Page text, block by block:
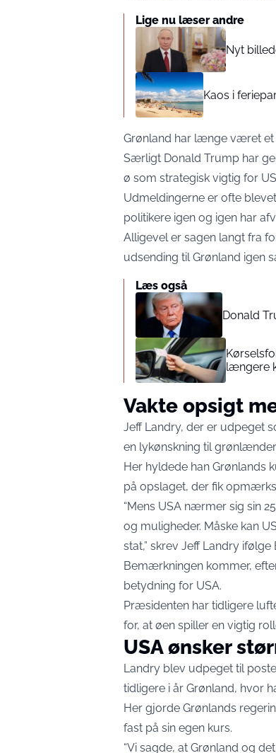
Lige nu læser andre
Nyt
Kaos i
Grønland har længe været et
Særligt Donald Trump har
ø som strategisk vigtig for
Udmeldingerne er ofte
politikere igen og igen har
Alligevel er sagen langt fra
udsending til Grønland igen
Læs også
Donald
længere
Vakte opsigt
Jeff Landry, der er udpeget
en lykønskning til
Her hyldede han Grønlands
på opslaget, der fik
“Mens USA nærmer sig sin
og muligheder. Måske kan
stat,” skrev Jeff Landry ifølge
Bemærkningen kommer,
betydning for USA.
Præsidenten har tidligere
for, at øen spiller en vigtig
USA ønsker
Landry blev udpeget til
tidligere i år Grønland, hvor
Her gjorde Grønlands
fast på sin egen kurs.
“Vi sagde, at Grønland og